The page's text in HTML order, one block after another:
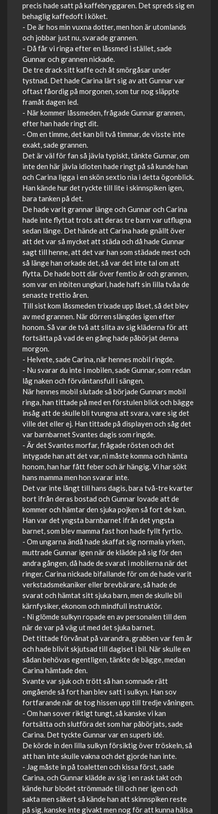
precis hade satt på kaffebryggaren. Det spreds sig en
behaglig kaffedoft i köket.
- De är hos min vuxna dotter, men hon är utomlands
och jobbar just nu, svarade grannen.
- Då får vi ringa efter en låssmed i stället, sade
Gunnar och grannen nickade.
De tre drack sitt kaffe och åt smörgåsar under
tystnad. Det hade Carina lärt sig av att Gunnar var
oftast fåordig på morgonen, som tur nog släppte
framåt dagen led.
- När kommer låssmeden, frågade Gunnar grannen,
efter han hade ringt dit.
- Om en timme, det kan bli två timmar, de visste inte
exakt, sade grannen.
Det är väl för fan så jävla typiskt, tänkte Gunnar, om
inte den här jävla idioten hade ringt på så kunde han
och Carina ligga i en skön sextio nia i detta ögonblick.
Han kände hur det ryckte till lite i skinnspiken igen,
bara tanken på det.
De hade varit grannar länge och Gunnar och Carina
hade inte flyttat trots att deras tre barn var utflugna
sedan länge. Det hände att Carina hade gnällt över
att det var så mycket att städa och då hade Gunnar
sagt till henne, att det var han som städade mest och
så länge han orkade det, så var det inte tal om att
flytta. De hade bott där över femtio år och grannen,
som var en inbiten ungkarl, hade haft sin lilla tvåa de
senaste trettio åren.
Till sist kom låssmeden trixade upp låset, så det blev
av med grannen. När dörren slängdes igen efter
honom. Så var de två att slita av sig kläderna för att
fortsätta på vad de en gång hade påbörjat denna
morgon.
- Helvete, sade Carina, när hennes mobil ringde.
- Nu svarar du inte i mobilen, sade Gunnar, som redan
låg naken och förväntansfull i sängen.
När hennes mobil slutade så började Gunnars mobil
ringa, han tittade på med en förstulen blick och bägge
insåg att de skulle bli tvungna att svara, vare sig det
ville det eller ej. Han tittade på displayen och såg det
var barnbarnet Svantes dagis som ringde.
- Är det Svantes morfar, frågade rösten och det
intygade han att det var, ni måste komma och hämta
honom, han har fått feber och är hängig. Vi har sökt
hans mamma men hon svarar inte.
Det var inte långt till hans dagis, bara två-tre kvarter
bort ifrån deras bostad och Gunnar lovade att de
kommer och hämtar den sjuka pojken så fort de kan.
Han var det yngsta barnbarnet ifrån det yngsta
barnet, som blev mamma fast hon hade fyllt fyrtio.
- Om ungarna ändå hade skaffat sig normala yrken,
muttrade Gunnar igen när de klädde på sig för den
andra gången, då hade de svarat i mobilerna när det
ringer. Carina nickade bifallande för om de hade varit
verkstadsmekaniker eller brevbärare, så hade de
svarat och hämtat sitt sjuka barn, men de skulle bli
kärnfysiker, ekonom och mindfull instruktör.
- Ni glömde sulkyn ropade en av personalen till dem
när de var på väg ut med det sjuka barnet.
Det tittade förvånat på varandra, grabben var fem år
och hade blivit skjutsad till dagiset i bil. När skulle en
sådan behövas egentligen, tänkte de bägge, medan
Carina hämtade den.
Svante var sjuk och trött så han somnade rätt
omgående så fort han blev satt i sulkyn. Han sov
fortfarande när de tog hissen upp till tredje våningen.
- Om han sover riktigt tungt, så kanske vi kan
fortsätta och slutföra det som har påbörjats, sade
Carina. Det tyckte Gunnar var en superb idé.
De körde in den lilla sulkyn försiktig över tröskeln, så
att han inte skulle vakna och det gjorde han inte.
- Jag måste in på toaletten och kissa först, sade
Carina, och Gunnar klädde av sig i en rask takt och
kände hur blodet strömmade till och ner igen och
sakta men säkert så kände han att skinnspiken reste
på sig, kanske inte givakt men nog för att kunna hälsa